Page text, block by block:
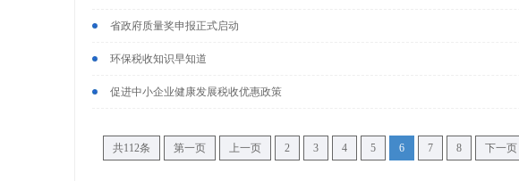
省政府质量奖申报正式启动
环保税收知识早知道
促进中小企业健康发展税收优惠政策
共112条 第一页 上一页 2 3 4 5 6 7 8 下一页